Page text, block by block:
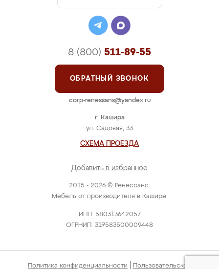
2015 - 2026 © Ренессанс.
Мебель от производителя в Кашире.
ИНН: 580313642057
ОГРНИП: 317583500009448
г. Кашира
ул. Садовая, 33
СХЕМА ПРОЕЗДА
Добавить в избранное
8 (800) 511-89-55
ОБРАТНЫЙ ЗВОНОК
corp-renessans@yandex.ru
Политика конфиденциальности Пользовательское